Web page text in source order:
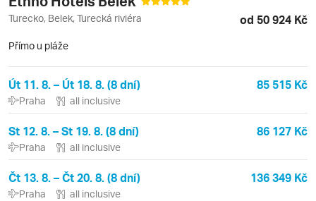
Turecko, Belek, Turecká riviéra od 50 924 Kč
Přímo u pláže
Út 11. 8. – Út 18. 8. (8 dní) 85 515 Kč
Praha all inclusive
St 12. 8. – St 19. 8. (8 dní) 86 127 Kč
Praha all inclusive
Čt 13. 8. – Čt 20. 8. (8 dní) 136 349 Kč
Praha all inclusive